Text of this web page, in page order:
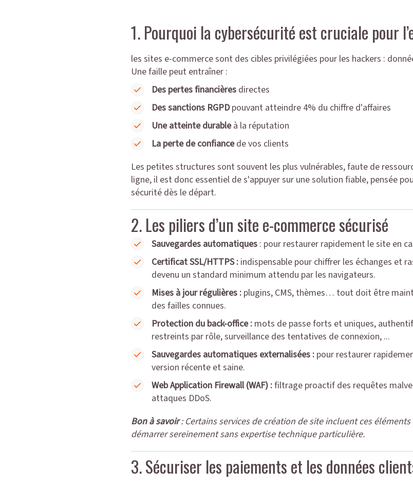
1. Pourquoi la cybersécurité est cruciale pour
les sites e-commerce sont des cibles privilégiées pour les hackers :
Une faille peut entraîner :
Des pertes financièresdirectes
Des sanctions RGPDpouvant atteindre 4% du chiffre d'affaires
Une atteinte durableà la réputation
La perte de confiancede vos clients
Les petites structures sont souvent les plus vulnérables, faute de
ligne, il est donc essentiel de s'appuyer sur une solution fiable, pensée
sécurité dès le départ.
2. Les piliers d’un site e-commerce sécurisé
Sauvegardes automatiques: pour restaurer rapidement le site en
Certificat SSL/HTTPS : indispensable pour chiffrer les échanges et
devenu un standard minimum attendu par les navigateurs.
Mises à jour régulières : plugins, CMS, thèmes… tout doit être
des failles connues.
Protection du back-office : mots de passe forts et uniques,
restreints par rôle, surveillance des tentatives de connexion, ...
Sauvegardes automatiques externalisées : pour restaurer
version récente et saine.
Web Application Firewall (WAF) :filtrage proactif des requêtes
attaques DDoS.
Bon à savoir: Certains services de création de site incluent ces
démarrer sereinement sans expertise technique particulière.
3. Sécuriser les paiements et les données